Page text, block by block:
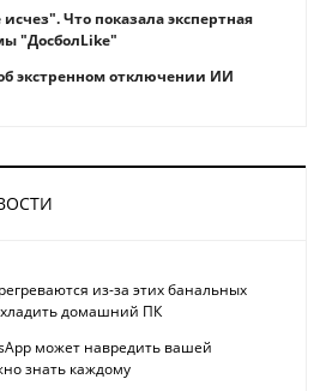
Что показала экспертная
"ДосболLike"
экстренном отключении ИИ
из-за этих банальных
домашний ПК
может навредить вашей
знать каждому